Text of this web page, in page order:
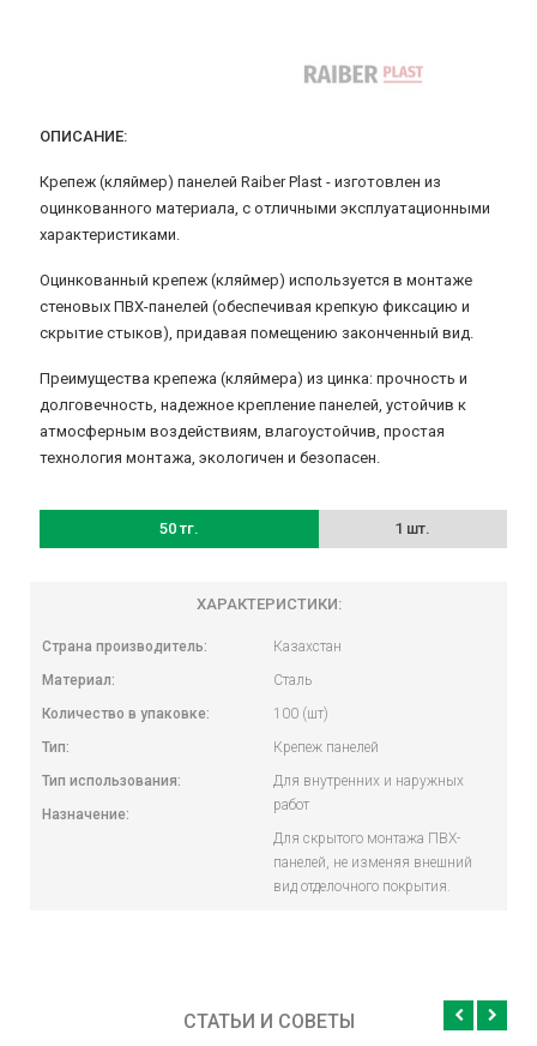
ОПИСАНИЕ:
Крепеж (кляймер) панелей Raiber Plast - изготовлен из
оцинкованного материала, с отличными эксплуатационными
характеристиками.
Оцинкованный крепеж (кляймер) используется в монтаже
стеновых ПВХ-панелей (обеспечивая крепкую фиксацию и
скрытие стыков), придавая помещению законченный вид.
Преимущества крепежа (кляймера) из цинка: прочность и
долговечность, надежное крепление панелей, устойчив к
атмосферным воздействиям, влагоустойчив, простая
технология монтажа, экологичен и безопасен.
50 тг. 1 шт.
ХАРАКТЕРИСТИКИ:
Страна производитель:
Материал:
Количество в упаковке:
Казахстан
Сталь
100 (шт)
Тип:
Тип использования:
Назначение:
Крепеж панелей
Для внутренних и наружных
работ
Для скрытого монтажа ПВХ-
панелей, не изменяя внешний
вид отделочного покрытия.
СТАТЬИ И СОВЕТЫ